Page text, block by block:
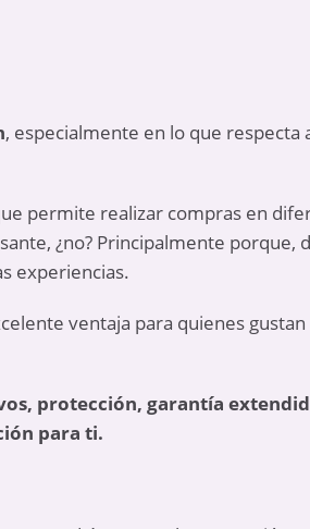
, especialmente en lo que respecta
permite realizar compras en
¿no? Principalmente porque,
experiencias.
ventaja para quienes gustan
protección, garantía extendid
para ti.